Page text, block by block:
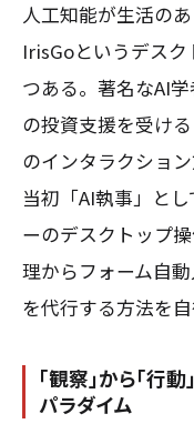
人工知能が生活の
IrisGoというデス
つある。著名なAI
の投資支援を受け
のインタラクショ
当初「AI執事」と
ーのデスクトップ
理からフォーム自
を代行する方法を
「観察」から「行
パラダイム